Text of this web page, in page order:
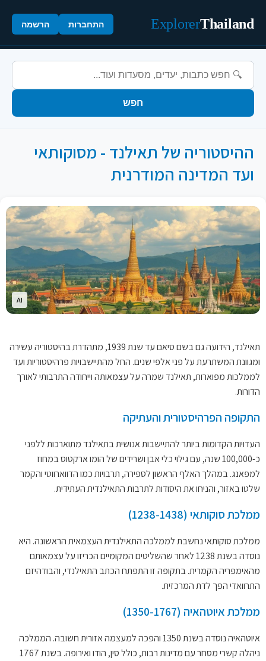
Thailand
Explorer התחברות הרשמה
חפש
ההיסטוריה של תאילנד - מסוקותאי
ועד המדינה המודרנית
AI
תאילנד, הידועה גם בשם סיאם עד שנת 1939, מתהדרת בהיסטוריה עשירה
ומגוונת המשתרעת על פני אלפי שנים. החל מהתיישבויות פרהיסטוריות ועד
לממלכות מפוארות, תאילנד שמרה על עצמאותה וייחודה התרבותי לאורך
הדורות.
התקופה הפרהיסטורית והעתיקה
העדויות הקדומות ביותר להתיישבות אנושית בתאילנד מתוארכות ללפני
כ-100,000 שנה, עם גילוי כלי אבן ושרידים של הומו ארקטוס במחוז
למפאנג. במהלך האלף הראשון לספירה, תרבויות כמו הדווארווטי והקמר
שלטו באזור, והניחו את היסודות לתרבות התאילנדית העתידית.
ממלכת סוקותאי (1238-1438)
ממלכת סוקותאי נחשבת לממלכה התאילנדית העצמאית הראשונה. היא
נוסדה בשנת 1238 לאחר שהשליטים המקומיים הכריזו על עצמאותם
מהאימפריה הקמרית. בתקופה זו התפתח הכתב התאילנדי, והבודהיזם
התרוואדי הפך לדת המרכזית.
ממלכת איוטהאיה (1350-1767)
איוטהאיה נוסדה בשנת 1350 והפכה למעצמה אזורית חשובה. הממלכה
ניהלה קשרי מסחר עם מדינות רבות, כולל סין, הודו ואירופה. בשנת 1767